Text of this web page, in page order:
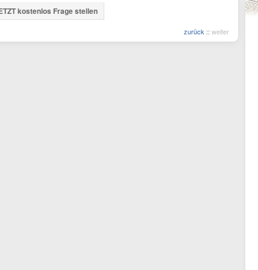
kostenlos Frage stellen
zurück :: weiter